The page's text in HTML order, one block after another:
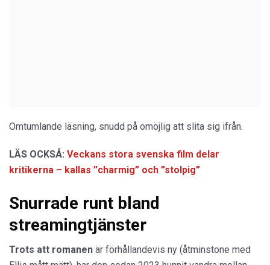
Omtumlande läsning, snudd på omöjlig att slita sig ifrån.
LÄS OCKSÅ: Veckans stora svenska film delar
kritikerna – kallas ”charmig” och ”stolpig”
Snurrade runt bland
streamingtjänster
Trots att romanen är förhållandevis ny (åtminstone med